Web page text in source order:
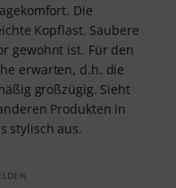
Die
Kopflast. Saubere
gewohnt ist. Für den
erwarten, d.h. die
großzügig. Sieht
Produkten in
stylisch aus.